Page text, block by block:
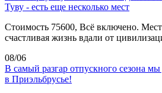
Туву - есть еще несколько мест
Стоимость 75600, Всё включено.
счастливая жизнь вдали от
08/06
В самый разгар отпускного сезона
в Приэльбрусье!